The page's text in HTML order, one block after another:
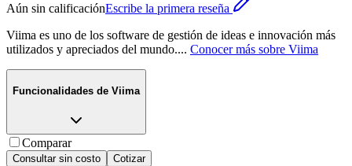
Aún sin calificaciónEscribe la primera reseña
Viima es uno de los software de gestión de ideas e innovación más
utilizados y apreciados del mundo.... Conocer más sobre Viima
Funcionalidades de Viima
Comparar
Consultar sin costo Cotizar